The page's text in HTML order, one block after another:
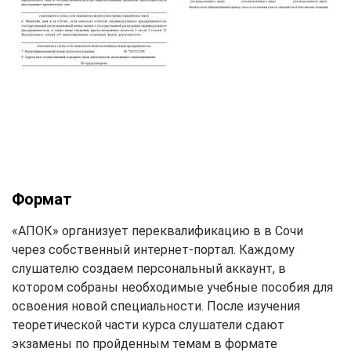
Формат
«АПОК» организует переквалификацию в в Сочи
через собственный интернет-портал. Каждому
слушателю создаем персональный аккаунт, в
котором собраны необходимые учебные пособия для
освоения новой специальности. После изучения
теоретической части курса слушатели сдают
экзамены по пройденным темам в формате